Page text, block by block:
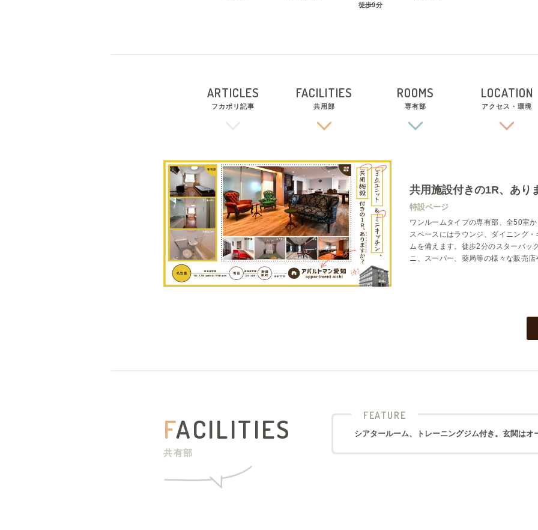
徒歩9分
ARTICLES
フカボリ記事
FACILITIES
共用部
ROOMS
専有部
LOCATION
アクセス・環境
共用施設付きの1R、あり
特設ページ
ワンルームタイプの専有部、全50室
スペースにはラウンジ、ダイニング
ムを備えます。徒歩2分のスターバッ
ニ、スーパー、薬局等の様々な販売
FACILITIES
共有部
FEATURE
シアタールーム、トレーニングジム付き。玄関はオ